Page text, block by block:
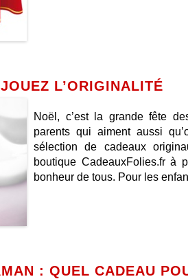
L’ORIGINALITÉ
Noël, c’est la grande fête
parents qui aiment aussi
sélection de cadeaux
boutique CadeauxFolies.fr à
bonheur de tous. Pour les
: QUEL CADEAU